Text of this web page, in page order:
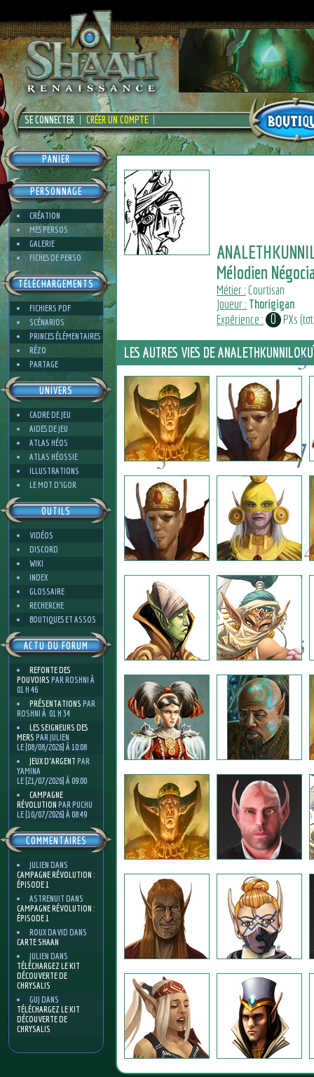
SE CONNECTER CRÉER UN COMPTE
PANIER
PERSONNAGE
CRÉATION
MES PERSOS
GALERIE
FICHES DE PERSO
TÉLÉCHARGEMENTS
FICHIERS PDF
SCÉNARIOS
PRINCES ÉLÉMENTAIRES
RÉZO
PARTAGE
UNIVERS
CADRE DE JEU
AIDES DE JEU
ATLAS HÉOS
ATLAS HÉOSSIE
ILLUSTRATIONS
LE MOT D'IGOR
OUTILS
VIDÉOS
DISCORD
WIKI
INDEX
GLOSSAIRE
RECHERCHE
BOUTIQUES ET ASSOS
ACTU DU FORUM
REFONTE DES
POUVOIRS PAR ROSHNI À
01 H 46
PRÉSENTATIONS PAR
ROSHNI À 01 H 34
LES SEIGNEURS DES
MERS PAR JULIEN
LE [08/08/2026] À 10:08
JEUX D'ARGENT PAR
YAMINA
LE [21/07/2026] À 09:00
CAMPAGNE
RÉVOLUTION PAR PUCHU
LE [10/07/2026] À 08:49
COMMENTAIRES
JULIEN DANS
CAMPAGNE RÉVOLUTION :
ÉPISODE 1
ASTRENUIT DANS
CAMPAGNE RÉVOLUTION :
ÉPISODE 1
ROUX DAVID DANS
CARTE SHAAN
JULIEN DANS
TÉLÉCHARGEZ LE KIT
DÉCOUVERTE DE
CHRYSALIS
GUJ DANS
TÉLÉCHARGEZ LE KIT
DÉCOUVERTE DE
CHRYSALIS
Mélodien
Métier : Courtisan
Joueur : Thorigigan
Expérience : 0 PXs
4
7
8
7
8
5
4
5
5
3
LES AUTRES VIES DE